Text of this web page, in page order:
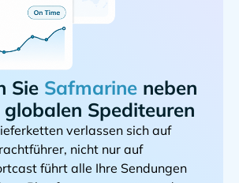
Sie
neben
Spediteuren
verlassen sich auf
nicht nur auf
führt alle Ihre Sendungen